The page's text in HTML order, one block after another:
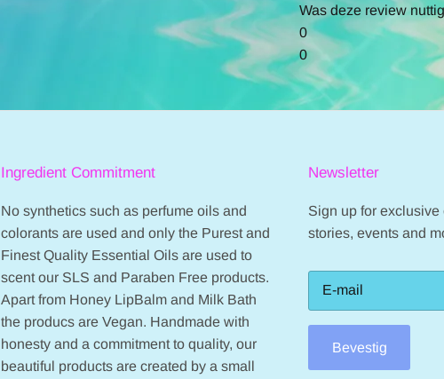
on
11
Sep
2022
Review
by
Eric
S.
on
2022
by
S.
Was deze review
0
0
Ingredient Commitment
No synthetics such as perfume oils and
colorants are used and only the Purest and
Finest Quality Essential Oils are used to
scent our SLS and Paraben Free products.
Apart from Honey LipBalm and Milk Bath
the producs are Vegan. Handmade with
honesty and a commitment to quality, our
beautiful products are created by a small
Newsletter
Sign up for exclusive
stories, events and
Bevestig